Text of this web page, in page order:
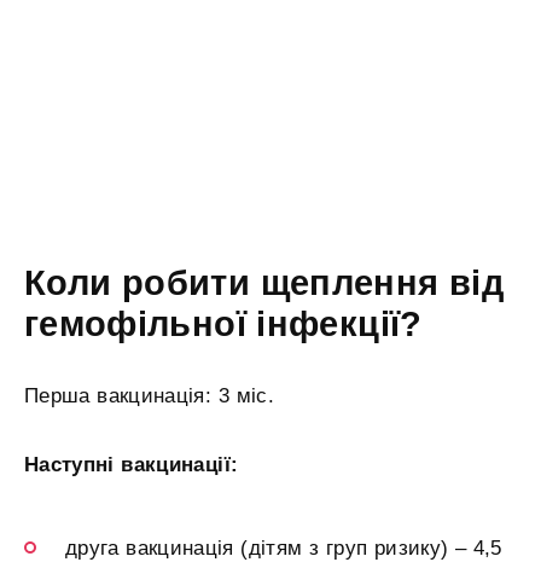
Коли робити щеплення від
гемофільної інфекції?
Перша вакцинація: 3 міс.
Наступні вакцинації:
друга вакцинація (дітям з груп ризику) – 4,5